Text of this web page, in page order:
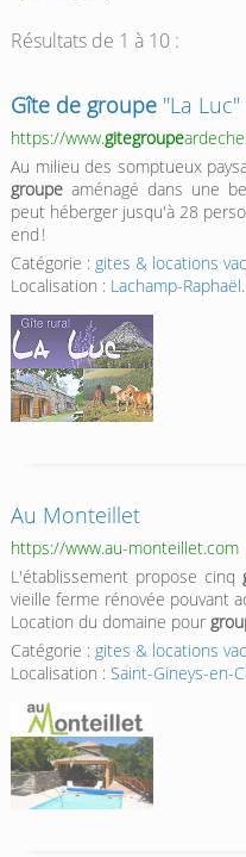
Résultats de 1 à 10 :
Gîte de groupe"La Luc"
https://www.gitegroupe
Au milieu des somptueux
groupeaménagé dans une
peut héberger jusqu'à 28
end !
Catégorie : gites & locations
Localisation : Lachamp-Raphaël.
Au Monteillet
https://www.au-monteillet.com
L'établissement propose cinq
vieille ferme rénovée pouvant
Location du domaine pour
Catégorie : gites & locations
Localisation : Saint-Gineys-en-